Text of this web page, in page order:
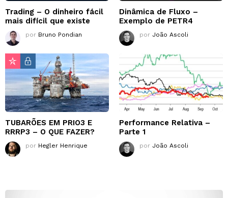
Trading – O dinheiro fácil
mais difícil que existe
por Bruno Pondian
Dinâmica de Fluxo –
Exemplo de PETR4
por João Ascoli
TUBARÕES EM PRIO3 E
RRRP3 – O QUE FAZER?
por Hegler Henrique
Performance Relativa –
Parte 1
por João Ascoli